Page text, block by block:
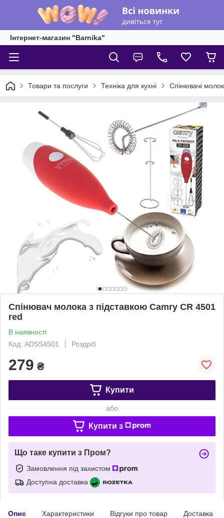
Інтернет-магазин "Barnika"
Товари та послуги Техніка для кухні Спінювачі
Спінювач молока з підставкою Camry CR 4501
red
В наявності
Код: ADSS4501
Роздріб
279 ₴
Купити
або
Купити з
Що таке купити з Пром?
Замовлення під захистом
Доступна доставка
Опис Характеристики Відгуки про товар Доставка